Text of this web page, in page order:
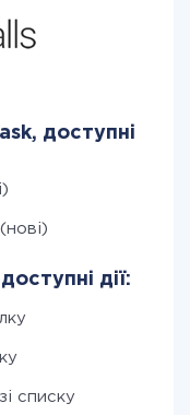
доступні
дії:
списку